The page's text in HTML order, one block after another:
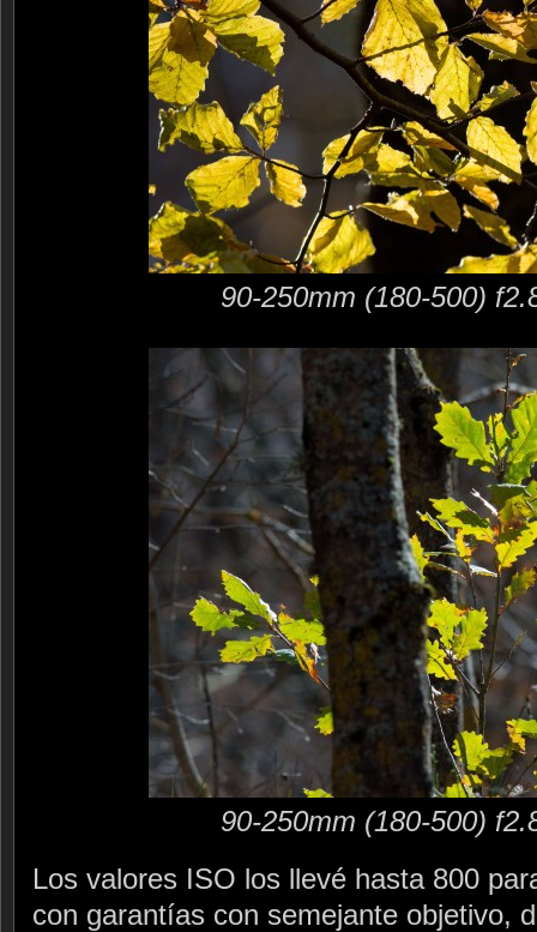
90-250mm (180-500)
90-250mm (180-500)
Los valores ISO los llevé hasta 800
con garantías con semejante objetivo,